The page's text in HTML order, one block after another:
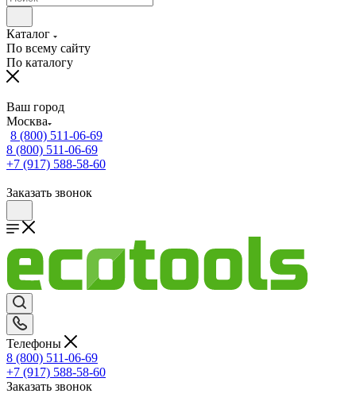
Каталог
По всему сайту
По каталогу
Ваш город
Москва
8 (800) 511-06-69
8 (800) 511-06-69
+7 (917) 588-58-60
Заказать звонок
Телефоны
8 (800) 511-06-69
+7 (917) 588-58-60
Заказать звонок